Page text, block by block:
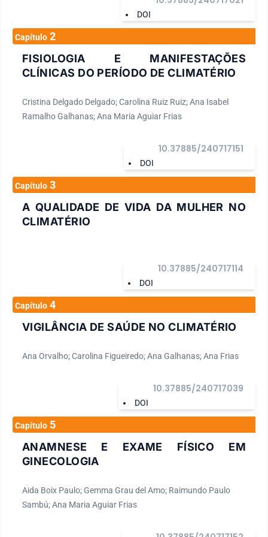
DOI
Capítulo 2
FISIOLOGIA E MANIFESTAÇÕES
CLÍNICAS DO PERÍODO DE CLIMATÉRIO
Cristina Delgado Delgado; Carolina Ruiz Ruiz; Ana Isabel
Ramalho Galhanas; Ana Maria Aguiar Frias
DOI
10.37885/240717151
Capítulo 3
A QUALIDADE DE VIDA DA MULHER NO
CLIMATÉRIO
DOI
10.37885/240717114
Capítulo 4
VIGILÂNCIA DE SAÚDE NO CLIMATÉRIO
Ana Orvalho; Carolina Figueiredo; Ana Galhanas; Ana Frias
DOI
10.37885/240717039
Capítulo 5
ANAMNESE E EXAME FÍSICO EM
GINECOLOGIA
Aida Boix Paulo; Gemma Grau del Amo; Raimundo Paulo
Sambú; Ana Maria Aguiar Frias